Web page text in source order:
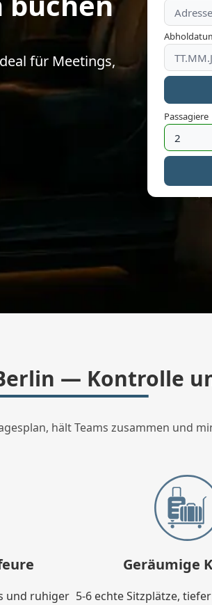
für Meetings,
Passagiere
— Kontrolle
hält Teams zusammen und
und ruhiger
Geräumige
5-6 echte Sitzplätze,